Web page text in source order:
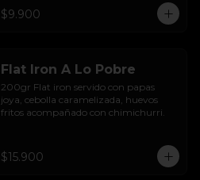
$9.900
Flat Iron A Lo Pobre
200gr Flat iron servido con papas
joya, cebolla caramelizada, huevos
fritos acompañado con chimichurri.
$15.900